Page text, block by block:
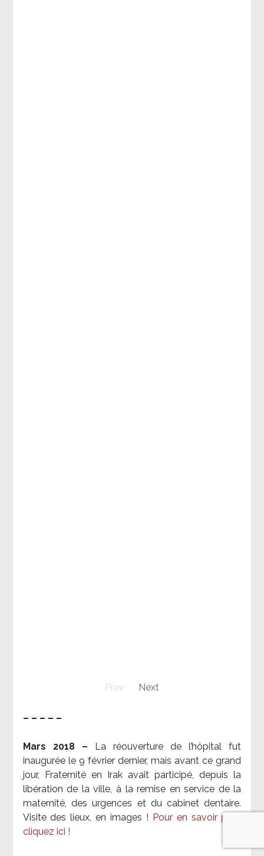
Prev Next
– – – – –
Mars 2018 –
La réouverture de l’hôpital fut
inaugurée le 9 février dernier, mais avant ce grand
jour, Fraternité en Irak avait participé, depuis la
libération de la ville, à la remise en service de la
maternité, des urgences et du cabinet dentaire.
Visite des lieux, en images ! Pour en savoir plus,
cliquez ici !